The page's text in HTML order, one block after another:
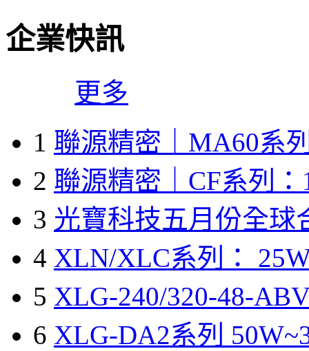
企業快訊
更多
1 聯源精密｜MA60系
2 聯源精密｜CF系列：
3 光寶科技五月份全球
4 XLN/XLC系列：
5 XLG-240/320-48-
6 XLG-DA2系列